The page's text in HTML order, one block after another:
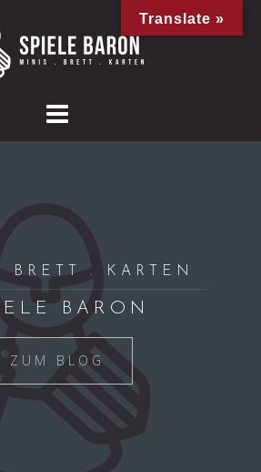
BRETT . KARTEN
BARON
ZUM BLOG
Translate »